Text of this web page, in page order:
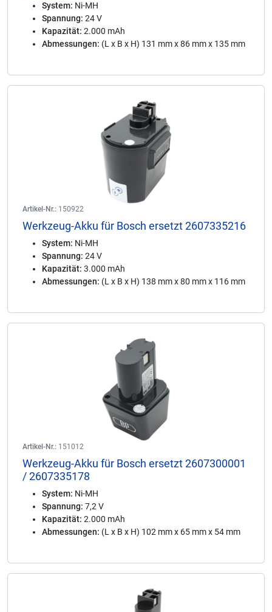
System: Ni-MH
Spannung: 24 V
Kapazität: 2.000 mAh
Abmessungen: (L x B x H) 131 mm x 86 mm x 135 mm
Artikel-Nr.: 150922
Werkzeug-Akku für Bosch ersetzt 2607335216
System: Ni-MH
Spannung: 24 V
Kapazität: 3.000 mAh
Abmessungen: (L x B x H) 138 mm x 80 mm x 116 mm
Artikel-Nr.: 151012
Werkzeug-Akku für Bosch ersetzt 2607300001
/ 2607335178
System: Ni-MH
Spannung: 7,2 V
Kapazität: 2.000 mAh
Abmessungen: (L x B x H) 102 mm x 65 mm x 54 mm